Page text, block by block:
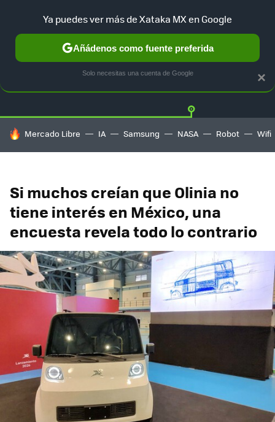
TESLA UBER AUTO ELECTRICO Twitter
HOY SE HABLA DE
Mercado Libre IA Samsung NASA Robot Wifi
Si muchos creían que Olinia no
tiene interés en México, una
encuesta revela todo lo contrario
×
Ya puedes ver más de Xataka MX en Google
Añádenos como fuente preferida
Solo necesitas una cuenta de Google